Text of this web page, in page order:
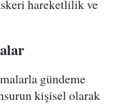
hareketlilik ve
gündeme
kişisel olarak